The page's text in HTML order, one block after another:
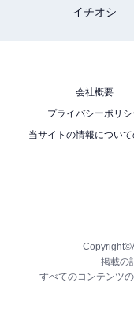
イチオシ
会社概要
プライバシーポリシ
当サイトの情報につい
掲載の
すべてのコンテンツ